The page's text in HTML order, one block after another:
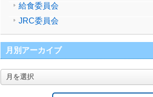
給食委員会
JRC委員会
月別アーカイブ
月
別